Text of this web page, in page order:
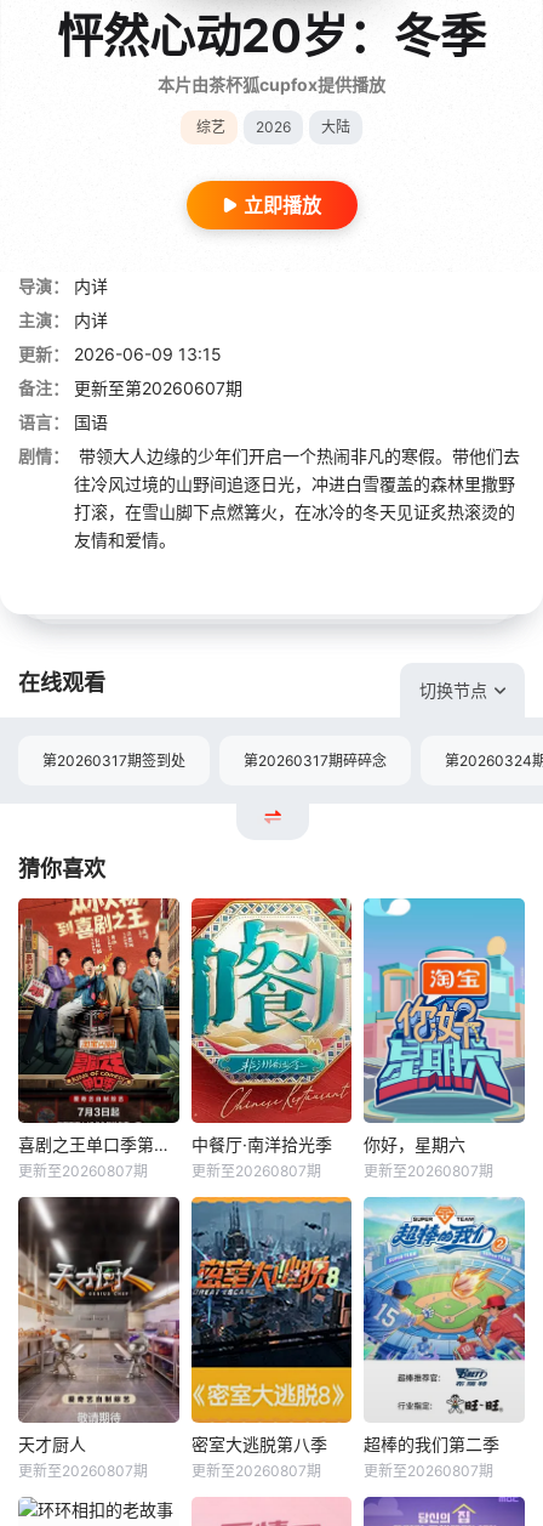
怦然心动20岁：冬季
本片由茶杯狐cupfox提供播放
综艺 2026 大陆
立即播放
导演：
内详
主演：
内详
更新：
2026-06-09 13:15
备注：
更新至第20260607期
语言：
国语
剧情：
带领大人边缘的少年们开启一个热闹非凡的寒假。带他们去
往冷风过境的山野间追逐日光，冲进白雪覆盖的森林里撒野
打滚，在雪山脚下点燃篝火，在冰冷的冬天见证炙热滚烫的
友情和爱情。
在线观看 切换节点
第20260317期签到处 第20260317期碎碎念 第20260324
猜你喜欢
喜剧之王单口季第三季
更新至20260807期
中餐厅·南洋拾光季
更新至20260807期
你好，星期六
更新至20260807期
天才厨人
更新至20260807期
密室大逃脱第八季
更新至20260807期
超棒的我们第二季
更新至20260807期